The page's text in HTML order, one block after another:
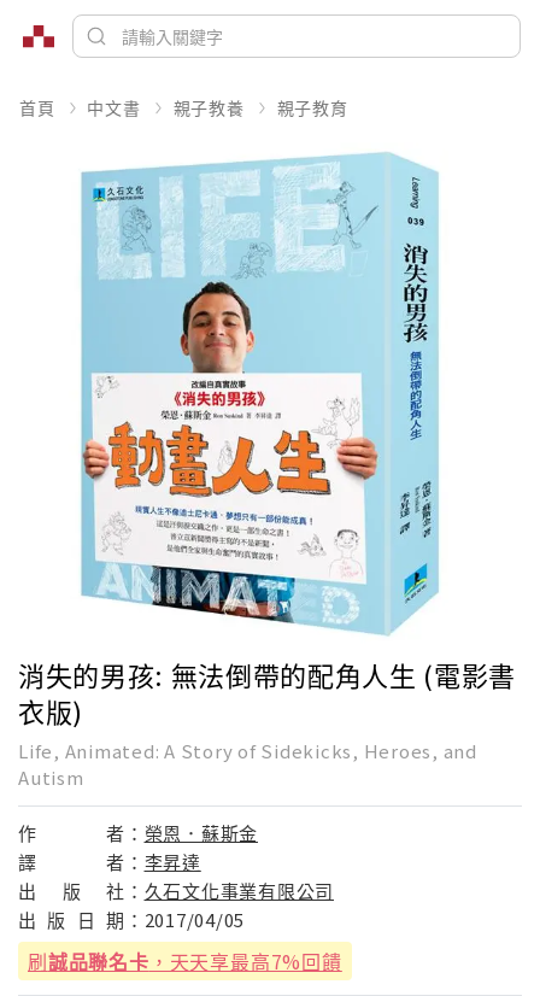
首頁 中文書 親子教養 親子教育
消失的男孩: 無法倒帶的配角人生 (電影書
衣版)
Life, Animated: A Story of Sidekicks, Heroes, and
Autism
作 者： 榮恩．蘇斯金
譯
者： 李昇達
出
版 社： 久石文化事業有限公司
出 版 日 期： 2017/04/05
刷誠品聯名卡 ，天天享最高7%回饋